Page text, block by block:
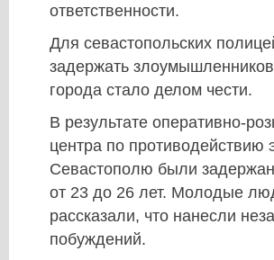
ответственности.
Для севастопольских
задержать
города стало делом чести.
В результате оперативно-
центра по противодействию
Севастополю были
от 23 до 26 лет. Молодые
рассказали, что нанесли
побуждений.